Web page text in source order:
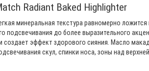
Radiant Baked Highlighter
минеральная текстура равномерно
подсвечивания до более выразительного
создает эффект здорового сияния. Масло
скул, спинки носа, зоны над верхней